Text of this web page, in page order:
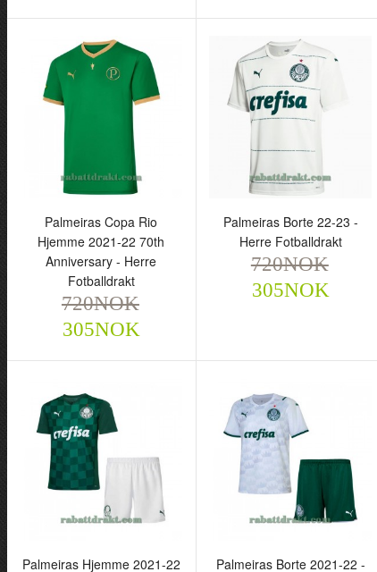
Palmeiras Trenings
Collegegenser Set 2021-22
Kvart-Zip Grønn - Herre
1.213NOK
Palmeiras Trenings Dresser
2021-22 Grønn - Herre
1.213NOK
Palmeiras Copa Rio
Hjemme 2021-22 70th
Anniversary - Herre
Fotballdrakt
Palmeiras Borte 22-23 -
Herre Fotballdrakt
720NOK 305NOK
Palmeiras Copa Rio
Hjemme 2021-22 70th
Anniversary - Herre
Fotballdrakt
720NOK
305NOK
Palmeiras Borte 22-23 -
Herre Fotballdrakt
720NOK
305NOK
Palmeiras Hjemme 2021-22 Palmeiras Borte 2021-22 -